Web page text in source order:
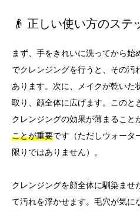
👴 正しい使い方のステ
まず、手をきれいに洗ってから
でクレンジングを行うと、その汚
あります。次に、メイクが乾いた
取り、顔全体に広げます。このと
クレンジングの効果が薄まること
ことが重要です（ただしウォータ
限りではありません）。
クレンジングを顔全体に馴染ませ
て汚れを浮かせます。毛穴が気に